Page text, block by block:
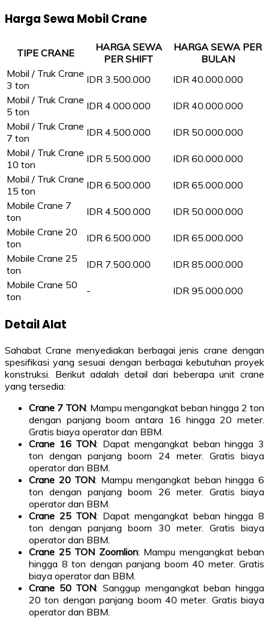
Harga Sewa Mobil Crane
TIPE CRANE
HARGA SEWA
PER SHIFT
HARGA SEWA PER
BULAN
Mobil / Truk Crane
3 ton
IDR 3.500.000
IDR 40.000.000
Mobil / Truk Crane
5 ton
IDR 4.000.000
IDR 40.000.000
Mobil / Truk Crane
7 ton
IDR 4.500.000
IDR 50.000.000
Mobil / Truk Crane
10 ton
IDR 5.500.000
IDR 60.000.000
Mobil / Truk Crane
15 ton
IDR 6.500.000
IDR 65.000.000
Mobile Crane 7
ton
IDR 4.500.000
IDR 50.000.000
Mobile Crane 20
ton
IDR 6.500.000
IDR 65.000.000
Mobile Crane 25
ton
IDR 7.500.000
IDR 85.000.000
Mobile Crane 50
ton
- IDR 95.000.000
Detail Alat
Sahabat Crane menyediakan berbagai jenis crane dengan
spesifikasi yang sesuai dengan berbagai kebutuhan proyek
konstruksi. Berikut adalah detail dari beberapa unit crane
yang tersedia:
Crane 7 TON: Mampu mengangkat beban hingga 2 ton
dengan panjang boom antara 16 hingga 20 meter.
Gratis biaya operator dan BBM.
Crane 16 TON: Dapat mengangkat beban hingga 3
ton dengan panjang boom 24 meter. Gratis biaya
operator dan BBM.
Crane 20 TON: Mampu mengangkat beban hingga 6
ton dengan panjang boom 26 meter. Gratis biaya
operator dan BBM.
Crane 25 TON: Dapat mengangkat beban hingga 8
ton dengan panjang boom 30 meter. Gratis biaya
operator dan BBM.
Crane 25 TON Zoomlion: Mampu mengangkat beban
hingga 8 ton dengan panjang boom 40 meter. Gratis
biaya operator dan BBM.
Crane 50 TON: Sanggup mengangkat beban hingga
20 ton dengan panjang boom 40 meter. Gratis biaya
operator dan BBM.